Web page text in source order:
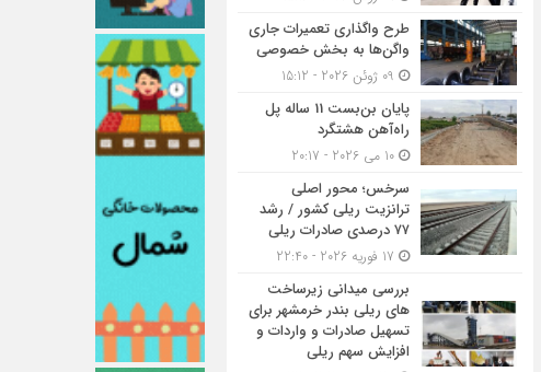
طرح واگذاری تعمیرات جاری
واگن‌ها به بخش خصوصی
پایان بن‌بست 11 ساله پل
راه‌آهن هشتگرد
سرخس؛ محور اصلی
ترانزیت ریلی کشور / رشد
۷۷ درصدی صادرات ریلی
بررسی میدانی زیرساخت
های ریلی بندر خرمشهر برای
تسهیل صادرات و واردات و
افزایش سهم ریلی